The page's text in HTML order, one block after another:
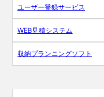
ユーザー登録サービス
WEB見積システム
収納プランニングソフト